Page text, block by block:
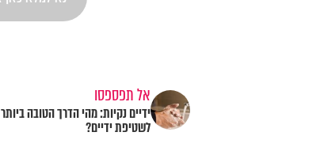
אל תפספסו
ידיים נקיות: מהי הדרך הטובה ביותר
לשטיפת ידיים?